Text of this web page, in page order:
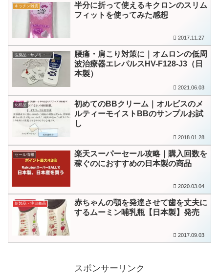
キッチン雑貨
半分に折って使えるキクロンのスリム
フィットを使ってみた感想
2017.11.27
医薬品・サプリ・医療機器
腰痛・肩こり対策に｜オムロンの低周
波治療器エレパルスHV-F128-J3（日
本製）
2021.06.03
化粧品
初めてのBBクリーム｜オルビスのメ
ルティーモイストBBのサンプルお試
し
2018.01.28
セール情報
楽天スーパーセール攻略｜購入回数を
稼ぐのにおすすめの日本製の商品
2020.03.04
新製品・注目商品
赤ちゃんの顎を発達させて歯を丈夫に
するムーミン哺乳瓶【日本製】発売
2017.09.03
スポンサーリンク